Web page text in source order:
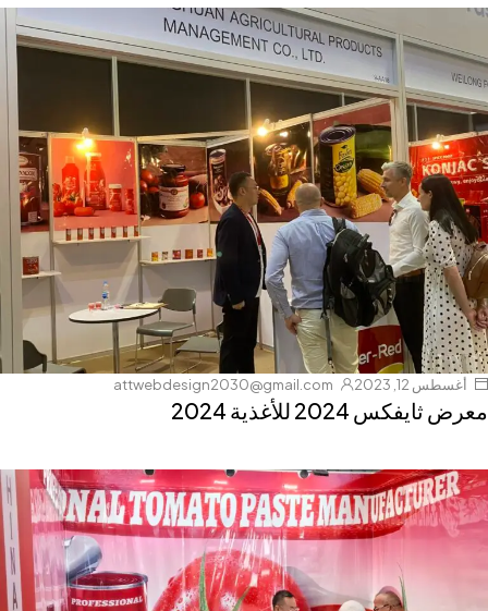
أغسطس 12, 2023 attwebdesign2030@gmail.com
معرض ثايفكس 2024 للأغذية 2024